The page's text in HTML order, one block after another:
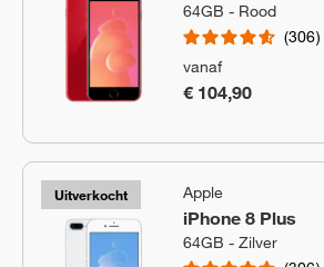
64GB - Rood
306
vanaf
€ 104,90
Uitverkocht Apple
iPhone 8 Plus
64GB - Zilver